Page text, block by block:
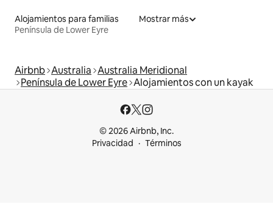
Alojamientos para familias
Península de Lower Eyre
Mostrar más
Airbnb Australia Australia Meridional
Península de Lower Eyre Alojamientos con un kayak
© 2026 Airbnb, Inc.
Privacidad
Términos